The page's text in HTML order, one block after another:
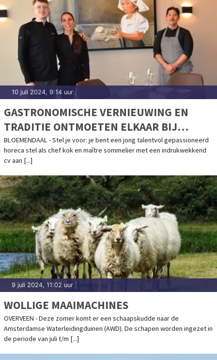
10 juli 2024, 9:14 uur
GASTRONOMISCHE VERNIEUWING EN
TRADITIE ONTMOETEN ELKAAR BIJ
RESTAURANT ÉCLUSIER
BLOEMENDAAL - Stel je voor: je bent een jong talentvol gepassioneerd
horeca stel als chef kok en maître sommelier met een indrukwekkend
cv aan [...]
9 juli 2024, 11:02 uur
WOLLIGE MAAIMACHINES
OVERVEEN - Deze zomer komt er een schaapskudde naar de
Amsterdamse Waterleidingduinen (AWD). De schapen worden ingezet in
de periode van juli t/m [...]